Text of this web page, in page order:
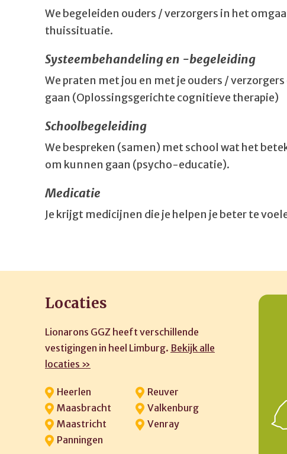
We begeleiden ouders / verzorgers in het
thuissituatie.
Systeembehandeling en -begeleiding
We praten met jou en met je ouders /
gaan (Oplossingsgerichte cognitieve therapie)
Schoolbegeleiding
We bespreken (samen) met school wat het
om kunnen gaan (psycho-educatie).
Medicatie
Je krijgt medicijnen die je helpen je beter te
Locaties
Lionarons GGZ heeft verschillende
vestigingen in heel Limburg. Bekijk alle
locaties »
Heerlen
Maasbracht
Maastricht
Panningen
Reuver
Valkenburg
Venray